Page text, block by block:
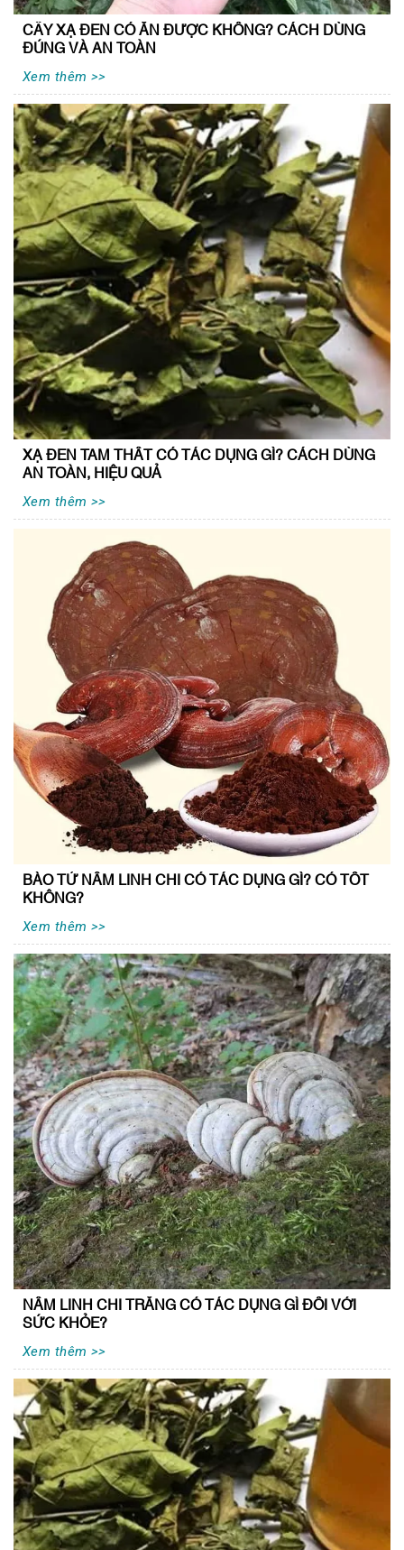
CÂY XẠ ĐEN CÓ ĂN ĐƯỢC KHÔNG? CÁCH DÙNG
ĐÚNG VÀ AN TOÀN
Xem thêm >>
XẠ ĐEN TAM THẤT CÓ TÁC DỤNG GÌ? CÁCH DÙNG
AN TOÀN, HIỆU QUẢ
Xem thêm >>
BÀO TỬ NẤM LINH CHI CÓ TÁC DỤNG GÌ? CÓ TỐT
KHÔNG?
Xem thêm >>
NẤM LINH CHI TRẮNG CÓ TÁC DỤNG GÌ ĐỐI VỚI
SỨC KHỎE?
Xem thêm >>